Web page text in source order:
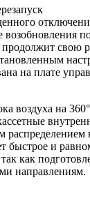
возобновления
свою
на плате
воздуха на 360°
распределением
быстрое и
как
направлениям.